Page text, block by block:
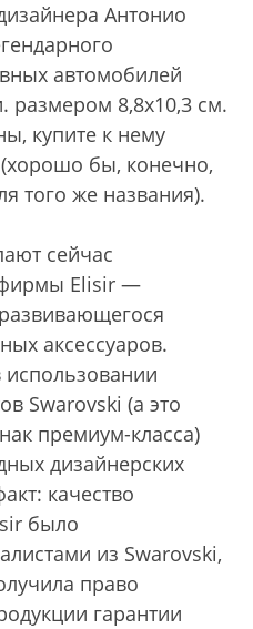
Антонио
автомобилей
размером 8,8x10,3 см.
купите к нему
бы, конечно,
того же названия).
сейчас
Elisir —
аксессуаров.
Swarovski (а это
премиум-класса)
дизайнерских
качество
было
из Swarovski,
право
гарантии